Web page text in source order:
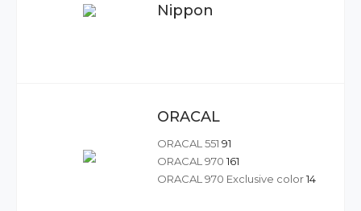
Nippon
ORACAL
ORACAL 551 91
ORACAL 970 161
ORACAL 970 Exclusive color14